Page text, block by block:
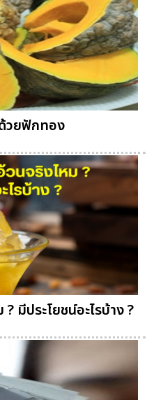
วยฟักทอง
มีประโยชน์อะไรบ้าง ?